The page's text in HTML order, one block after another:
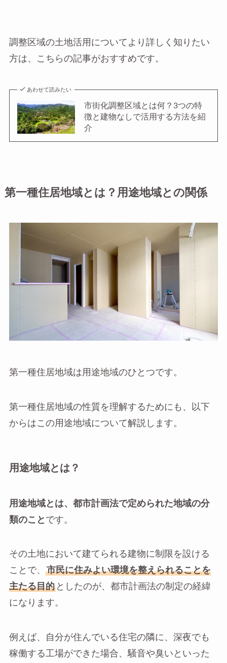
調整区域の土地活用についてより詳しく知りたい
方は、こちらの記事がおすすめです。
あわせて読みたい
市街化調整区域とは何？3つの特
徴と建物なしで活用する方法を紹
介
第一種住居地域とは？用途地域との関係
第一種住居地域は用途地域のひとつです。
第一種住居地域の性質を理解するためにも、以下
からはこの用途地域について解説します。
用途地域とは？
用途地域とは、都市計画法で定められた地域の分
類のこと です。
その土地において建てられる建物に制限を設ける
ことで、
市民に住みよい環境を整えられることを
主たる目的としたのが、都市計画法の制定の経緯
になります。
例えば、自分が住んでいる住宅の隣に、深夜でも
稼働する工場ができた場合、騒音や臭いといった